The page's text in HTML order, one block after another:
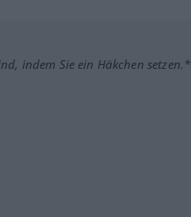
indem Sie ein Häkchen setzen.*